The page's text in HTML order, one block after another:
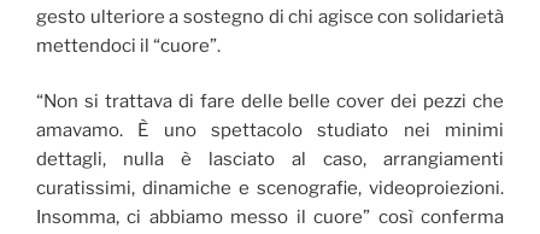
gesto ulteriore a sostegno di chi agisce con solidarietà
mettendoci il “cuore”.
“Non si trattava di fare delle belle cover dei pezzi che
amavamo. È uno spettacolo studiato nei minimi
dettagli, nulla è lasciato al caso, arrangiamenti
curatissimi, dinamiche e scenografie, videoproiezioni.
Insomma, ci abbiamo messo il cuore” così conferma